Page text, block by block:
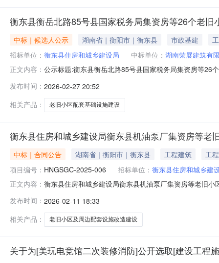
衡东县衡岳北路85号县国家税务局集资房等26个老
中标｜候选人公示 湖南省｜衡阳市｜衡东县 市政基建
招标单位： 衡东县住房和城乡建设局 中标单位： 湖南荣展建筑有
正文内容： 公示标题:衡东县衡岳北路85号县国家税务局集资房等26
间:2026-03-0300:00:00衡东县衡岳北路85号县国家税务
发布时间： 2026-02-27 20:52
相关产品：
老旧小区配套基础设施建设
衡东县住房和城乡建设局衡东县机油泵厂集资房等
中标｜合同公告 湖南省｜衡阳市｜衡东县 工程建筑
工程
项目编号： HNGSGC-2025-006 招标单位： 衡东县住房和城乡建
正文内容： 衡东县住房和城乡建设局衡东县机油泵厂集资房等老旧
人民共和国政府采购法》及其他有关法律、法规、规章
（二期）2、采购计划编
发布时间： 2026-02-11 18:33
相关产品：
老旧小区及周边配套设施改造建设
关于为[美玩电竞馆二次装修消防]公开选取[建设工程